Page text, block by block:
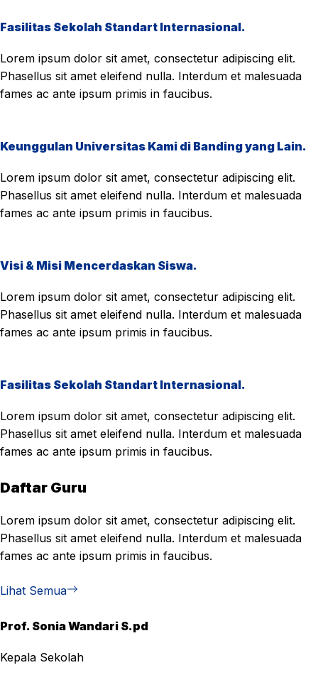
Fasilitas Sekolah Standart Internasional.
Lorem ipsum dolor sit amet, consectetur adipiscing elit.
Phasellus sit amet eleifend nulla. Interdum et malesuada
fames ac ante ipsum primis in faucibus.
Keunggulan Universitas Kami di Banding yang Lain.
Lorem ipsum dolor sit amet, consectetur adipiscing elit.
Phasellus sit amet eleifend nulla. Interdum et malesuada
fames ac ante ipsum primis in faucibus.
Visi & Misi Mencerdaskan Siswa.
Lorem ipsum dolor sit amet, consectetur adipiscing elit.
Phasellus sit amet eleifend nulla. Interdum et malesuada
fames ac ante ipsum primis in faucibus.
Fasilitas Sekolah Standart Internasional.
Lorem ipsum dolor sit amet, consectetur adipiscing elit.
Phasellus sit amet eleifend nulla. Interdum et malesuada
fames ac ante ipsum primis in faucibus.
Daftar Guru
Lorem ipsum dolor sit amet, consectetur adipiscing elit.
Phasellus sit amet eleifend nulla. Interdum et malesuada
fames ac ante ipsum primis in faucibus.
Lihat Semua
Prof. Sonia Wandari S.pd
Kepala Sekolah